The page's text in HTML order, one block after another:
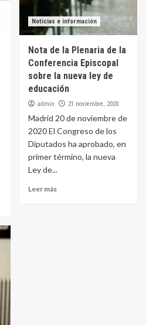
Noticias e información
Nota de la Plenaria de la
Conferencia Episcopal
sobre la nueva ley de
educación
admin 21 noviembre, 2020
Madrid 20 de noviembre de
2020 El Congreso de los
Diputados ha aprobado, en
primer término, la nueva
Ley de...
Leer más